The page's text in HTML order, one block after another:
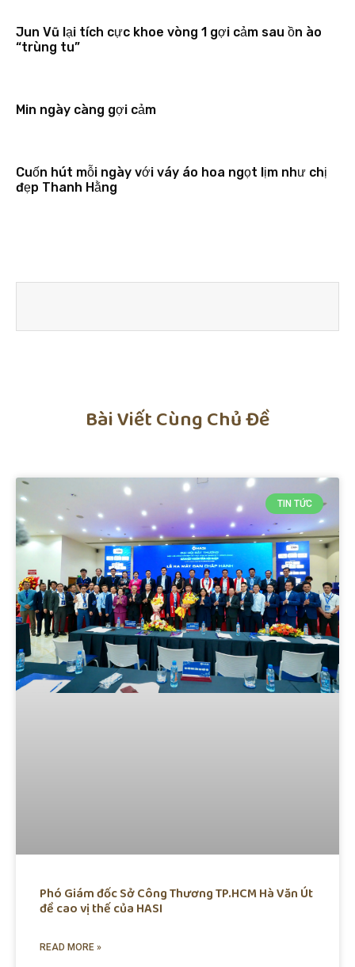
Jun Vũ lại tích cực khoe vòng 1 gợi cảm sau ồn ào
“trùng tu”
Min ngày càng gợi cảm
Cuốn hút mỗi ngày với váy áo hoa ngọt lịm như chị
đẹp Thanh Hằng
Bài Viết Cùng Chủ Đề
TIN TỨC
Phó Giám đốc Sở Công Thương TP.HCM Hà Văn Út
đề cao vị thế của HASI
READ MORE »